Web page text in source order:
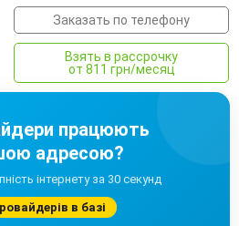
Заказать по телефону
Взять в рассрочку
от 811 грн/месяц
працюють
адресою?
інтернету за 30 секунд
в базі